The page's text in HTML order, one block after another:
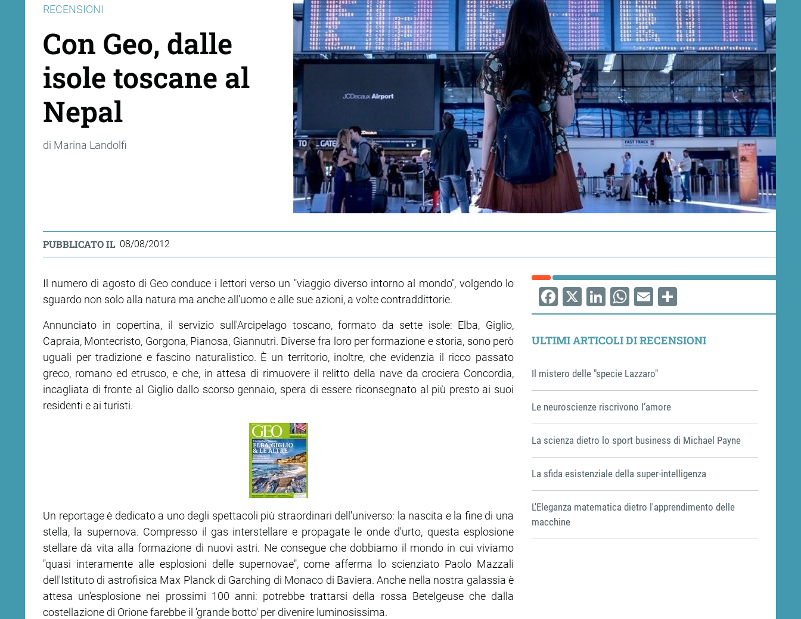
RECENSIONI
Con Geo, dalle
isole toscane al
Nepal
di Marina Landolfi
PUBBLICATO IL 08/08/2012
Il numero di agosto di Geo conduce i lettori verso un "viaggio diverso intorno al mondo", volgendo lo
sguardo non solo alla natura ma anche all'uomo e alle sue azioni, a volte contraddittorie.
Annunciato in copertina, il servizio sull'Arcipelago toscano, formato da sette isole: Elba, Giglio,
Capraia, Montecristo, Gorgona, Pianosa, Giannutri. Diverse fra loro per formazione e storia, sono però
uguali per tradizione e fascino naturalistico. È un territorio, inoltre, che evidenzia il ricco passato
greco, romano ed etrusco, e che, in attesa di rimuovere il relitto della nave da crociera Concordia,
incagliata di fronte al Giglio dallo scorso gennaio, spera di essere riconsegnato al più presto ai suoi
residenti e ai turisti.
Un reportage è dedicato a uno degli spettacoli più straordinari dell'universo: la nascita e la fine di una
stella, la supernova. Compresso il gas interstellare e propagate le onde d'urto, questa esplosione
stellare dà vita alla formazione di nuovi astri. Ne consegue che dobbiamo il mondo in cui viviamo
"quasi interamente alle esplosioni delle supernovae", come afferma lo scienziato Paolo Mazzali
dell'Istituto di astrofisica Max Planck di Garching di Monaco di Baviera. Anche nella nostra galassia è
attesa un'esplosione nei prossimi 100 anni: potrebbe trattarsi della rossa Betelgeuse che dalla
costellazione di Orione farebbe il 'grande botto' per divenire luminosissima.
Facebook
X LinkedIn
WhatsApp
EmailShare
ULTIMI ARTICOLI DI RECENSIONI
Il mistero delle "specie Lazzaro"
Le neuroscienze riscrivono l’amore
La scienza dietro lo sport business di Michael Payne
La sfida esistenziale della super-intelligenza
L'Eleganza matematica dietro l'apprendimento delle
macchine